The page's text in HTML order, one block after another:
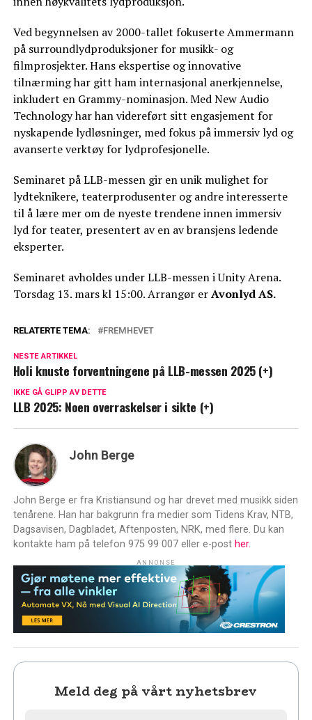
Ved begynnelsen av 2000-tallet fokuserte Ammermann
på surroundlydproduksjoner for musikk- og
filmprosjekter. Hans ekspertise og innovative
tilnærming har gitt ham internasjonal anerkjennelse,
inkludert en Grammy-nominasjon. Med New Audio
Technology har han videreført sitt engasjement for
nyskapende lydløsninger, med fokus på immersiv lyd og
avanserte verktøy for lydprofesjonelle.
Seminaret på LLB-messen gir en unik mulighet for
lydteknikere, teaterprodusenter og andre interesserte
til å lære mer om de nyeste trendene innen immersiv
lyd for teater, presentert av en av bransjens ledende
eksperter.
Seminaret avholdes under LLB-messen i Unity Arena.
Torsdag 13. mars kl 15:00. Arrangør erAvonlyd AS.
RELATERTE TEMA: FREMHEVET
NESTE ARTIKKEL
Holi knuste forventningene på LLB-messen 2025 (+)
IKKE GÅ GLIPP AV DETTE
LLB 2025: Noen overraskelser i sikte (+)
John Berge
John Berge er fra Kristiansund og har drevet med musikk siden
tenårene. Han har bakgrunn fra medier som Tidens Krav, NTB,
Dagsavisen, Dagbladet, Aftenposten, NRK, med flere. Du kan
kontakte ham på telefon 975 99 007 eller e-post her.
ANNONSE
Meld deg på vårt nyhetsbrev